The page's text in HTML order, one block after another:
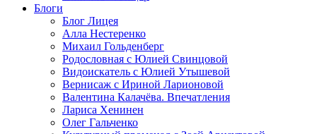
Блоги
Блог Лицея
Алла Нестеренко
Михаил Гольденберг
Родословная с Юлией Свинцовой
Видоискатель с Юлией Утышевой
Вернисаж с Ириной Ларионовой
Валентина Калачёва. Впечатления
Лариса Хенинен
Олег Гальченко